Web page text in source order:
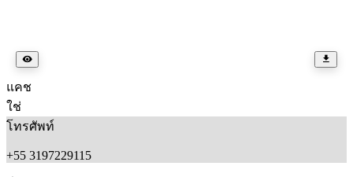
แคช
ใช่
โทรศัพท์
+55 3197229115